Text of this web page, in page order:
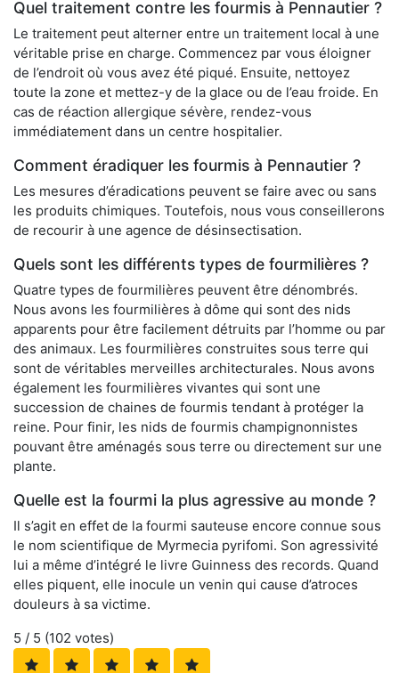
Quel traitement contre les fourmis à Pennautier ?
Le traitement peut alterner entre un traitement local à une
véritable prise en charge. Commencez par vous éloigner
de l’endroit où vous avez été piqué. Ensuite, nettoyez
toute la zone et mettez-y de la glace ou de l’eau froide. En
cas de réaction allergique sévère, rendez-vous
immédiatement dans un centre hospitalier.
Comment éradiquer les fourmis à Pennautier ?
Les mesures d’éradications peuvent se faire avec ou sans
les produits chimiques. Toutefois, nous vous conseillerons
de recourir à une agence de désinsectisation.
Quels sont les différents types de fourmilières ?
Quatre types de fourmilières peuvent être dénombrés.
Nous avons les fourmilières à dôme qui sont des nids
apparents pour être facilement détruits par l’homme ou par
des animaux. Les fourmilières construites sous terre qui
sont de véritables merveilles architecturales. Nous avons
également les fourmilières vivantes qui sont une
succession de chaines de fourmis tendant à protéger la
reine. Pour finir, les nids de fourmis champignonnistes
pouvant être aménagés sous terre ou directement sur une
plante.
Quelle est la fourmi la plus agressive au monde ?
Il s’agit en effet de la fourmi sauteuse encore connue sous
le nom scientifique de Myrmecia pyrifomi. Son agressivité
lui a même d’intégré le livre Guinness des records. Quand
elles piquent, elle inocule un venin qui cause d’atroces
douleurs à sa victime.
5 / 5 (102 votes)